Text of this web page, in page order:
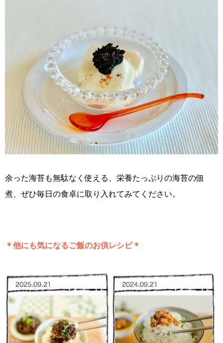
余った海苔も無駄なく使える、栄養たっぷりの海苔の佃
煮、ぜひ毎日の食卓に取り入れてみてください。
＊他にも気になるご飯のお供レシピ＊